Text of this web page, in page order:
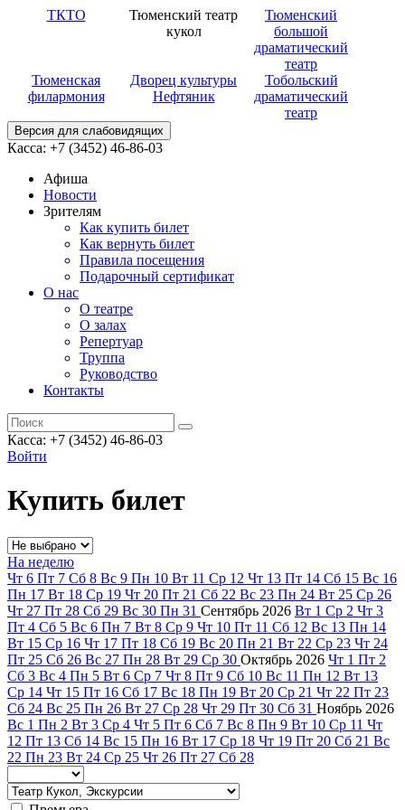
ТКТО
Тюменский театр
кукол
Тюменский
большой
драматический
театр
Тюменская
филармония
Дворец культуры
Нефтяник
Тобольский
драматический
театр
Версия для слабовидящих
Касса: +7 (3452) 46-86-03
Афиша
Новости
Зрителям
Как купить билет
Как вернуть билет
Правила посещения
Подарочный сертификат
О нас
О театре
О залах
Репертуар
Труппа
Руководство
Контакты
Касса: +7 (3452) 46-86-03
Войти
Купить билет
На неделю
Чт 6 Пт 7 Сб 8 Вс 9 Пн 10 Вт 11 Ср 12 Чт 13 Пт 14 Сб 15 Вс 16
Пн 17 Вт 18 Ср 19 Чт 20 Пт 21 Сб 22 Вс 23 Пн 24 Вт 25 Ср 26
Чт 27 Пт 28 Сб 29 Вс 30 Пн 31 Сентябрь 2026 Вт 1 Ср 2 Чт 3
Пт 4 Сб 5 Вс 6 Пн 7 Вт 8 Ср 9 Чт 10 Пт 11 Сб 12 Вс 13 Пн 14
Вт 15 Ср 16 Чт 17 Пт 18 Сб 19 Вс 20 Пн 21 Вт 22 Ср 23 Чт 24
Пт 25 Сб 26 Вс 27 Пн 28 Вт 29 Ср 30 Октябрь 2026 Чт 1 Пт 2
Сб 3 Вс 4 Пн 5 Вт 6 Ср 7 Чт 8 Пт 9 Сб 10 Вс 11 Пн 12 Вт 13
Ср 14 Чт 15 Пт 16 Сб 17 Вс 18 Пн 19 Вт 20 Ср 21 Чт 22 Пт 23
Сб 24 Вс 25 Пн 26 Вт 27 Ср 28 Чт 29 Пт 30 Сб 31 Ноябрь 2026
Вс 1 Пн 2 Вт 3 Ср 4 Чт 5 Пт 6 Сб 7 Вс 8 Пн 9 Вт 10 Ср 11 Чт
12 Пт 13 Сб 14 Вс 15 Пн 16 Вт 17 Ср 18 Чт 19 Пт 20 Сб 21 Вс
22 Пн 23 Вт 24 Ср 25 Чт 26 Пт 27 Сб 28